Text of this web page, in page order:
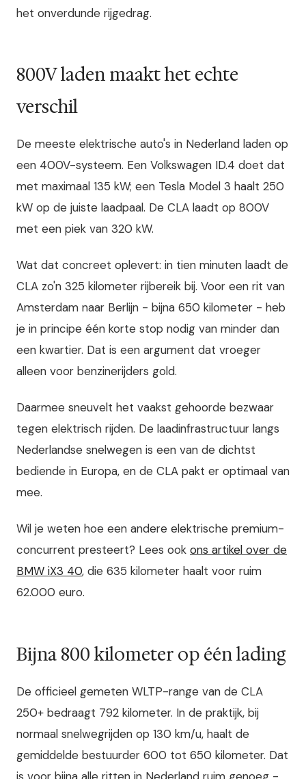
het onverdunde rijgedrag.
800V laden maakt het echte
verschil
De meeste elektrische auto's in Nederland laden op
een 400V-systeem. Een Volkswagen ID.4 doet dat
met maximaal 135 kW; een Tesla Model 3 haalt 250
kW op de juiste laadpaal. De CLA laadt op 800V
met een piek van 320 kW.
Wat dat concreet oplevert: in tien minuten laadt de
CLA zo'n 325 kilometer rijbereik bij. Voor een rit van
Amsterdam naar Berlijn - bijna 650 kilometer - heb
je in principe één korte stop nodig van minder dan
een kwartier. Dat is een argument dat vroeger
alleen voor benzinerijders gold.
Daarmee sneuvelt het vaakst gehoorde bezwaar
tegen elektrisch rijden. De laadinfrastructuur langs
Nederlandse snelwegen is een van de dichtst
bediende in Europa, en de CLA pakt er optimaal van
mee.
Wil je weten hoe een andere elektrische premium-
concurrent presteert? Lees ook ons artikel over de
BMW iX3 40, die 635 kilometer haalt voor ruim
62.000 euro.
Bijna 800 kilometer op één lading
De officieel gemeten WLTP-range van de CLA
250+ bedraagt 792 kilometer. In de praktijk, bij
normaal snelwegrijden op 130 km/u, haalt de
gemiddelde bestuurder 600 tot 650 kilometer. Dat